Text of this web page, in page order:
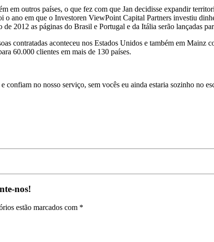
em outros países, o que fez com que Jan decidisse expandir
ano em que o Investoren ViewPoint Capital Partners investiu
2012 as páginas do Brasil e Portugal e da Itália serão lançadas
contratadas aconteceu nos Estados Unidos e também em
60.000 clientes em mais de 130 países.
no nosso serviço, sem vocês eu ainda estaria sozinho no
nos!
estão marcados com *